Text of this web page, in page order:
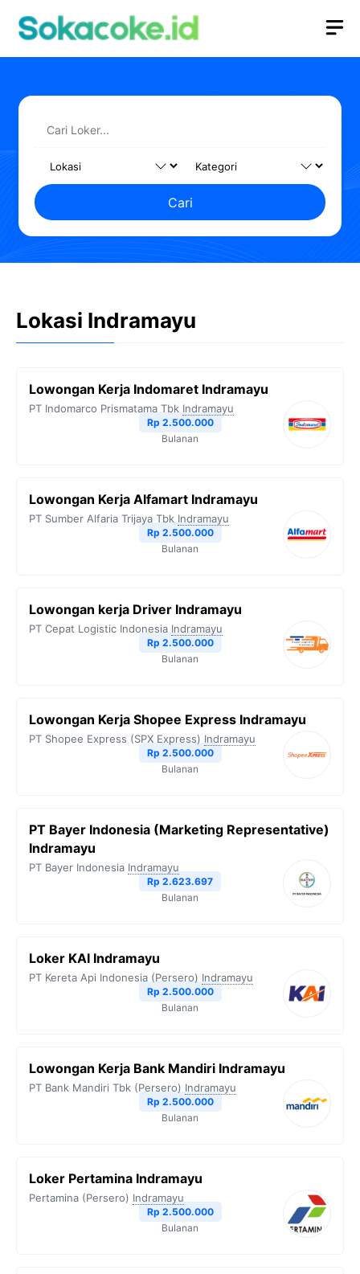
Cari
Lokasi Indramayu
Lowongan Kerja Indomaret Indramayu
PT Indomarco Prismatama Tbk Indramayu
Rp 2.500.000
Bulanan
Lowongan Kerja Alfamart Indramayu
PT Sumber Alfaria Trijaya Tbk Indramayu
Rp 2.500.000
Bulanan
Lowongan kerja Driver Indramayu
PT Cepat Logistic Indonesia Indramayu
Rp 2.500.000
Bulanan
Lowongan Kerja Shopee Express Indramayu
PT Shopee Express (SPX Express) Indramayu
Rp 2.500.000
Bulanan
PT Bayer Indonesia (Marketing Representative)
Indramayu
PT Bayer Indonesia Indramayu
Rp 2.623.697
Bulanan
Loker KAI Indramayu
PT Kereta Api Indonesia (Persero) Indramayu
Rp 2.500.000
Bulanan
Lowongan Kerja Bank Mandiri Indramayu
PT Bank Mandiri Tbk (Persero) Indramayu
Rp 2.500.000
Bulanan
Loker Pertamina Indramayu
Pertamina (Persero) Indramayu
Rp 2.500.000
Bulanan